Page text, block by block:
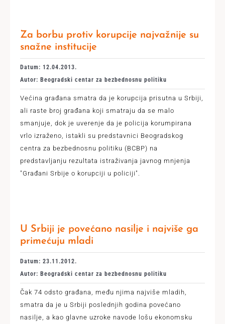
Za borbu protiv korupcije najvažnije su
snažne institucije
Datum: 12.04.2013.
Autor: Beogradski centar za bezbednosnu politiku
Većina građana smatra da je korupcija prisutna u Srbiji,
ali raste broj građana koji smatraju da se malo
smanjuje, dok je uverenje da je policija korumpirana
vrlo izraženo, istakli su predstavnici Beogradskog
centra za bezbednosnu politiku (BCBP) na
predstavljanju rezultata istraživanja javnog mnjenja
"Građani Srbije o korupciji u policiji".
U Srbiji je povećano nasilje i najviše ga
primećuju mladi
Datum: 23.11.2012.
Autor: Beogradski centar za bezbednosnu politiku
Čak 74 odsto građana, među njima najviše mladih,
smatra da je u Srbiji poslednjih godina povećano
nasilje, a kao glavne uzroke navode lošu ekonomsku